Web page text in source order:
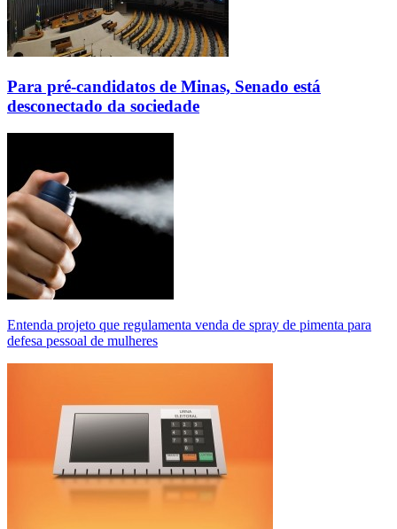
Para pré-candidatos de Minas, Senado está
desconectado da sociedade
Entenda projeto que regulamenta venda de spray de pimenta para
defesa pessoal de mulheres